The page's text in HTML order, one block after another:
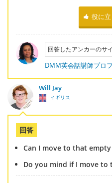
役に
回答したアンカーのサ
DMM英会話講師プロ
Will Jay
イギリス
回答
Can I move to that empty
Do you mind if I move to